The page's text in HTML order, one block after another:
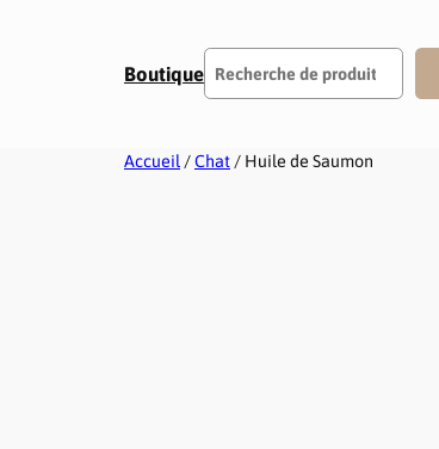
Boutique
Accueil /Chat / Huile de Saumon